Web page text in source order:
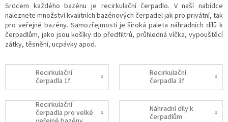
Srdcem každého bazénu je recirkulační čerpadlo. V naší nabídce
naleznete množství kvalitních bazénových čerpadel jak pro privátní, tak
pro veřejné bazény. Samozřejmostí je široká paleta náhradních dílů k
čerpadlům, jako jsou košíky do předfiltrů, průhledná víčka, vypouštěcí
zátky, těsnění, ucpávky apod.
Recirkulační
čerpadla 1f
Recirkulační
čerpadla 3f
Recirkulační
čerpadla pro velké
Náhradní díly k
čerpadlům